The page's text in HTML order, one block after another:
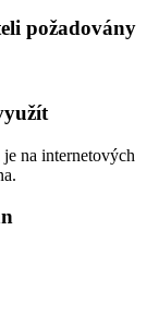
požadovány
na internetových